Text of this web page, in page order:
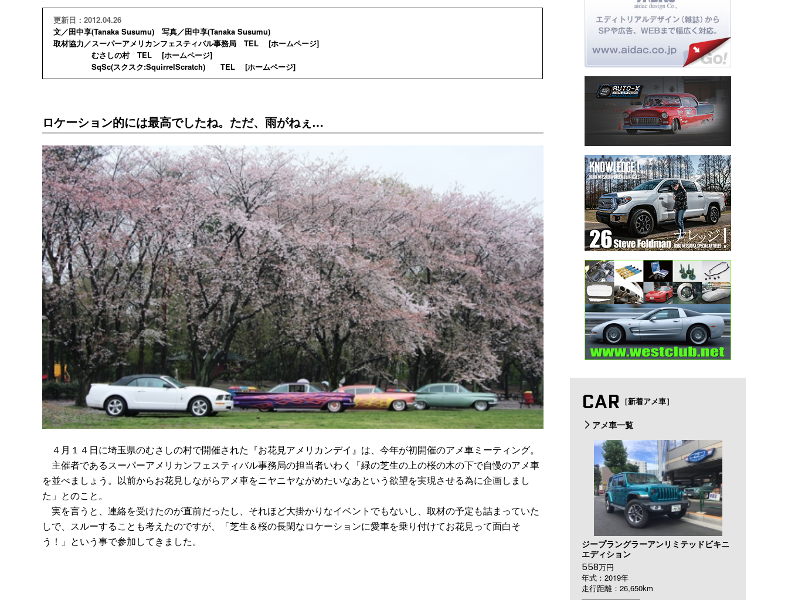
更新日：2012.04.26
文／田中享(Tanaka Susumu) 写真／田中享(Tanaka Susumu)
取材協力／スーパーアメリカンフェスティバル事務局 TEL [ホームページ]
むさしの村 TEL [ホームページ]
SqSc(スクスク:SquirrelScratch) TEL [ホームページ]
ロケーション的には最高でしたね。ただ、雨がねぇ…
４月１４日に埼玉県のむさしの村で開催された『お花見アメリカンデイ』は、今年が初開催のアメ車ミーティング。
主催者であるスーパーアメリカンフェスティバル事務局の担当者いわく「緑の芝生の上の桜の木の下で自慢のアメ車
を並べましょう。以前からお花見しながらアメ車をニヤニヤながめたいなあという欲望を実現させる為に企画しまし
た」とのこと。
実を言うと、連絡を受けたのが直前だったし、それほど大掛かりなイベントでもないし、取材の予定も詰まっていた
しで、スルーすることも考えたのですが、「芝生＆桜の長閑なロケーションに愛車を乗り付けてお花見って面白そ
う！」という事で参加してきました。
CAR ［新着アメ車］
アメ車一覧
ジープラングラーアンリミテッドビキニ
エディション
558万円
年式：2019年
走行距離：26,650km